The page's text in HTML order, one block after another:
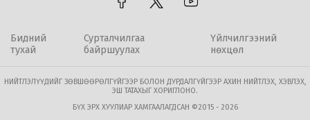
Бидний
тухай
Сурталчилгаа
байршуулах
Үйлчилгээний
нөхцөл
НИЙТЛЭЛҮҮДИЙГ ЗӨВШӨӨРӨЛГҮЙГЭЭР БОЛОН ДУРДАЛГҮЙГЭЭР АХИН НИЙТЛЭХ, ХЭВЛЭХ,
ЭШ ТАТАХЫГ ХОРИГЛОНО.
БҮХ ЭРХ ХУУЛИАР ХАМГААЛАГДСАН ©2015 - 2026